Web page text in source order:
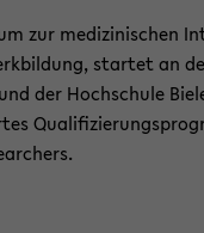
zur me­di­zi­ni­schen
star­tet an
der Hoch­schu­le